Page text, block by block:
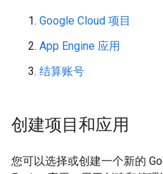
Google Cloud 项目
App Engine 应用
结算账号
创建项目和应用
您可以选择或创建一个新的